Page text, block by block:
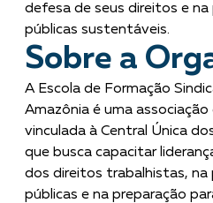
defesa de seus direitos e
públicas sustentáveis.
Sobre a
A Escola de Formação
Amazônia é uma
vinculada à Central Única
que busca capacitar
dos direitos trabalhistas, na
públicas e na preparação